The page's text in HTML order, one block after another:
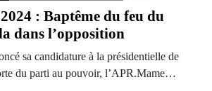
: Baptême du feu du
dans l’opposition
sa candidature à la présidentielle de
du parti au pouvoir, l’APR.Mame…